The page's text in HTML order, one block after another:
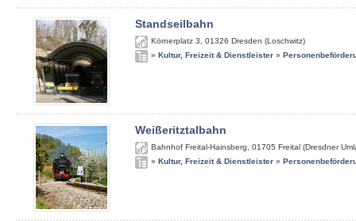
Standseilbahn
Körnerplatz 3 01326 Dresden (Loschwitz)
» Kultur, Freizeit & Dienstleister »
Weißeritztalbahn
Bahnhof Freital-Hainsberg 01705 Freital (Dresdner
» Kultur, Freizeit & Dienstleister »